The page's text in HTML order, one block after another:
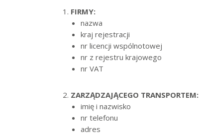
FIRMY:
nazwa
kraj rejestracji
nr licencji wspólnotowej
nr z rejestru krajowego
nr VAT
ZARZĄDZAJĄCEGO TRANSPORTEM:
imię i nazwisko
nr telefonu
adres